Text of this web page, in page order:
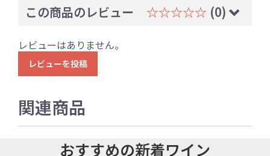
この商品のレビュー ☆☆☆☆☆ (0)
レビューはありません。
レビューを投稿
関連商品
おすすめの新着ワイン